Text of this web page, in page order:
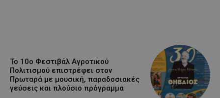
Το 10ο Φεστιβάλ Αγροτικού
Πολιτισμού επιστρέφει στον
Πρωταρά με μουσική, παραδοσιακές
γεύσεις και πλούσιο πρόγραμμα